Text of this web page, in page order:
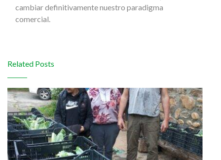
cambiar definitivamente nuestro paradigma
comercial.
Related Posts